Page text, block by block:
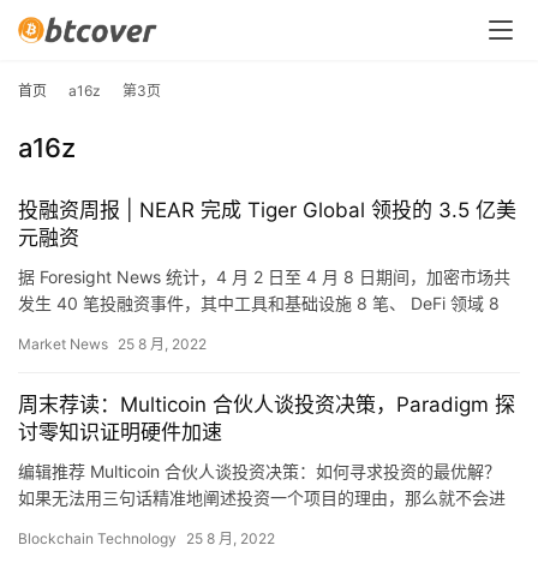
首页 a16z 第3页
a16z
投融资周报 | NEAR 完成 Tiger Global 领投的 3.5 亿美
元融资
据 Foresight News 统计，4 月 2 日至 4 月 8 日期间，加密市场共
发生 40 笔投融资事件，其中工具和基础设施 8 笔、 DeFi 领域 8
Market News 25 8 月, 2022
周末荐读：Multicoin 合伙人谈投资决策，Paradigm 探
讨零知识证明硬件加速
编辑推荐 Multicoin 合伙人谈投资决策：如何寻求投资的最优解？
如果无法用三句话精准地阐述投资一个项目的理由，那么就不会进
Blockchain Technology 25 8 月, 2022